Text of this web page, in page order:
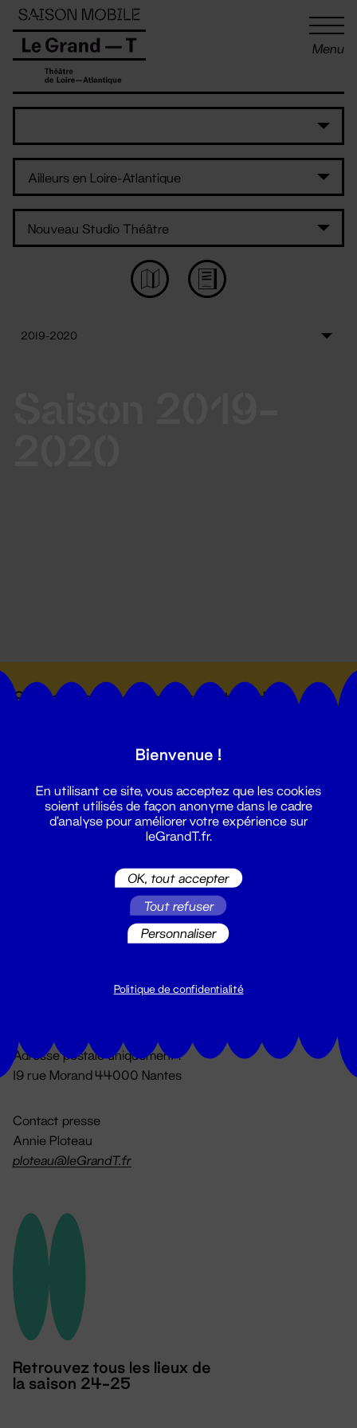
Menu
Suivez toutes les actualités du
Du lundi au vendredi 14h → 18h
Adresse postale uniquement :
19 rue Morand 44000 Nantes
Contact presse
Annie Ploteau
ploteau@leGrandT.fr
Retrouvez tous les lieux de
la saison 24-25
Panneau de gestion des cookies
Bienvenue !
En utilisant ce site, vous acceptez que les cookies
soient utilisés de façon anonyme dans le cadre
d'analyse pour améliorer votre expérience sur
leGrandT.fr.
OK, tout accepter
Tout refuser
Personnaliser
Politique de confidentialité